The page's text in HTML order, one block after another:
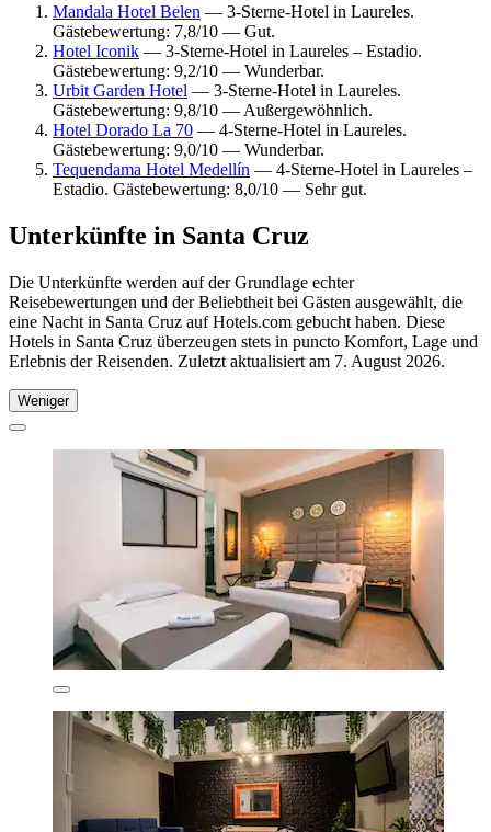
Mandala Hotel Belen — 3-Sterne-Hotel in Laureles.
Gästebewertung: 7,8/10 — Gut.
Hotel Iconik — 3-Sterne-Hotel in Laureles – Estadio.
Gästebewertung: 9,2/10 — Wunderbar.
Urbit Garden Hotel — 3-Sterne-Hotel in Laureles.
Gästebewertung: 9,8/10 — Außergewöhnlich.
Hotel Dorado La 70 — 4-Sterne-Hotel in Laureles.
Gästebewertung: 9,0/10 — Wunderbar.
Tequendama Hotel Medellín — 4-Sterne-Hotel in Laureles –
Estadio. Gästebewertung: 8,0/10 — Sehr gut.
Unterkünfte in Santa Cruz
Die Unterkünfte werden auf der Grundlage echter
Reisebewertungen und der Beliebtheit bei Gästen ausgewählt, die
eine Nacht in Santa Cruz auf Hotels.com gebucht haben. Diese
Hotels in Santa Cruz überzeugen stets in puncto Komfort, Lage und
Erlebnis der Reisenden. Zuletzt aktualisiert am 7. August 2026.
Weniger